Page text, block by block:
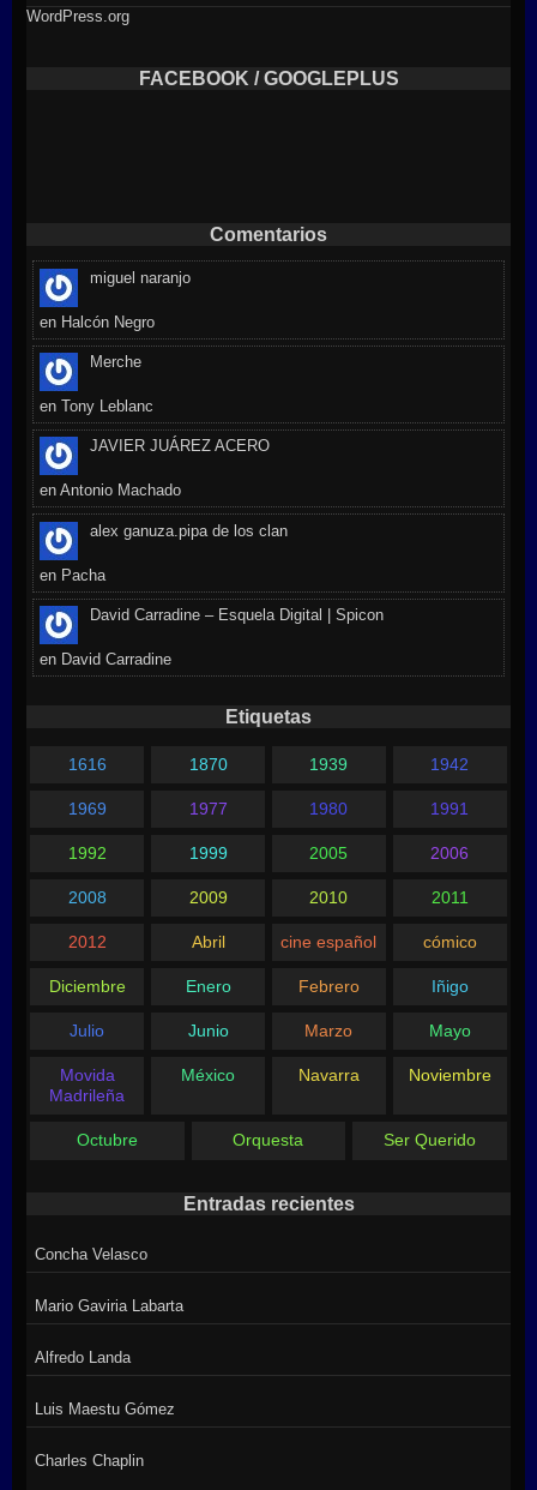
WordPress.org
FACEBOOK / GOOGLEPLUS
Comentarios
miguel naranjo
en Halcón Negro
Merche
enTony Leblanc
JAVIER JUÁREZ ACERO
enAntonio Machado
alex ganuza.pipa de los clan
en Pacha
David Carradine – Esquela Digital | Spicon
en David Carradine
Etiquetas
1616 1870 1939 1942
1969 1977 1980 1991
1992 1999 2005 2006
2008 2009 2010 2011
2012 Abril cine español cómico
Diciembre Enero Febrero Iñigo
Julio Junio Marzo Mayo
Movida
Madrileña
México Navarra Noviembre
Octubre Orquesta Ser Querido
Entradas recientes
Concha Velasco
Mario Gaviria Labarta
Alfredo Landa
Luis Maestu Gómez
Charles Chaplin